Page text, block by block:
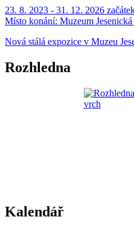
23. 8. 2023 - 31. 12. 2026
Místo konání: Muzeum
Nová stálá expozice v Muzeu
Rozhledna
Kalendář